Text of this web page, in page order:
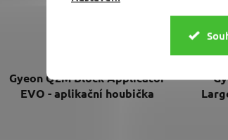
Gyeon Q2M Block Applicator
EVO - aplikační houbička